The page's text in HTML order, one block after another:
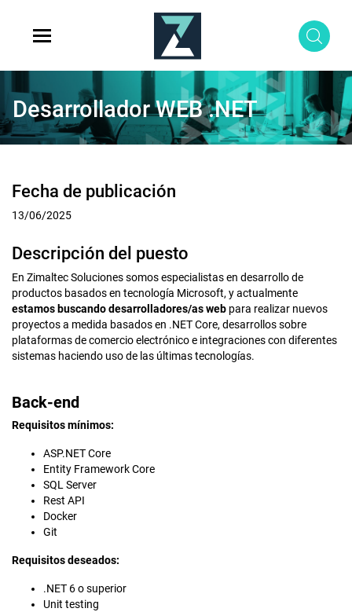
Desarrollador WEB .NET
Fecha de publicación
13/06/2025
Descripción del puesto
En Zimaltec Soluciones somos especialistas en desarrollo de
productos basados en tecnología Microsoft, y actualmente
estamos buscando desarrolladores/as web para realizar nuevos
proyectos a medida basados en .NET Core, desarrollos sobre
plataformas de comercio electrónico e integraciones con diferentes
sistemas haciendo uso de las últimas tecnologías.
Back-end
Requisitos mínimos:
ASP.NET Core
Entity Framework Core
SQL Server
Rest API
Docker
Git
Requisitos deseados:
.NET 6 o superior
Unit testing